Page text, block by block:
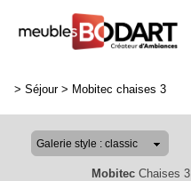
> Séjour> Mobitec chaises 3
MobitecChaises 3